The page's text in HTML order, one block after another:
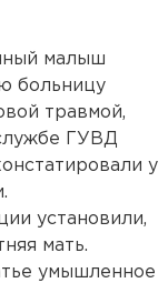
малыш
больницу
травмой,
ГУВД
у
установили,
мать.
умышленное